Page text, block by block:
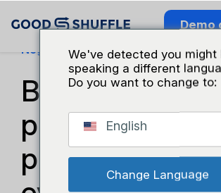
Demo
Negocios Y Crecimiento
Buenas
para contratos
propuestas de
We've detected you might
speaking a different
Do you want to change to:
English
Change Language